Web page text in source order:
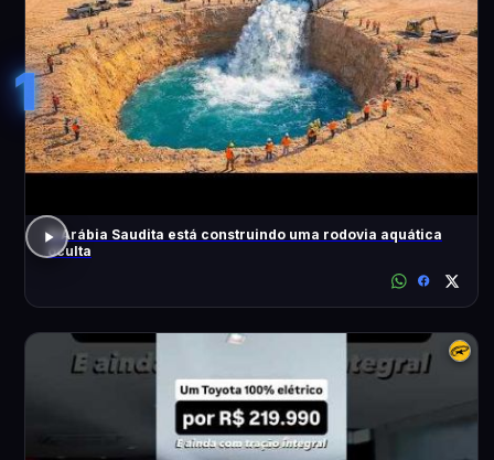
1
A Arábia Saudita está construindo uma rodovia aquática
oculta